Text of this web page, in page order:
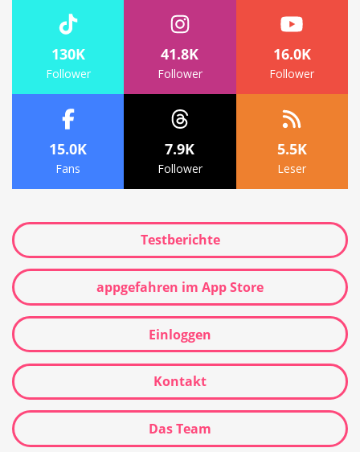
130K
Follower
41.8K
Follower
16.0K
Follower
15.0K
Fans
7.9K
Follower
5.5K
Leser
Testberichte
appgefahren im App Store
Einloggen
Kontakt
Das Team